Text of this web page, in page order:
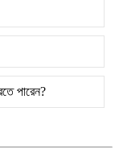
পারেন?